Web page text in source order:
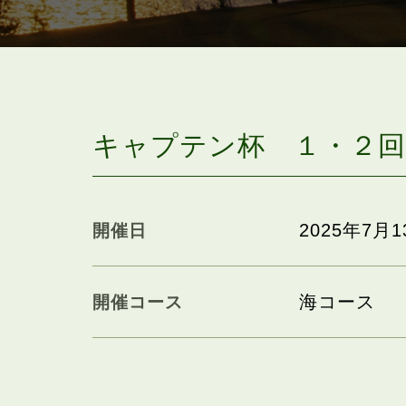
キャプテン杯 １・２
開催日 2025年7月
開催コース 海コース